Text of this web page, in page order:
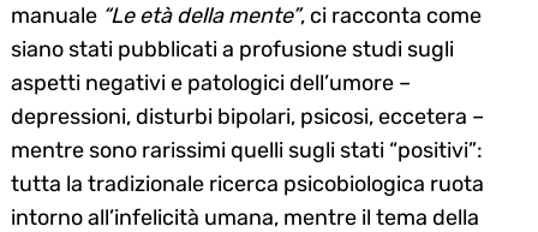
manuale “Le età della mente”, ci racconta come
siano stati pubblicati a profusione studi sugli
aspetti negativi e patologici dell’umore –
depressioni, disturbi bipolari, psicosi, eccetera –
mentre sono rarissimi quelli sugli stati “positivi”:
tutta la tradizionale ricerca psicobiologica ruota
intorno all’infelicità umana, mentre il tema della